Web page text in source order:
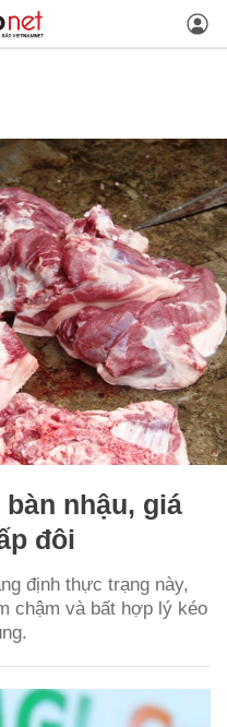
nhậu, giá
đôi
định thực trạng này,
chậm và bất hợp lý kéo